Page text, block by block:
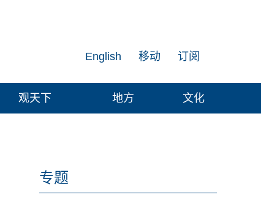
订阅
移动
English
观天下 地方 文化
专题